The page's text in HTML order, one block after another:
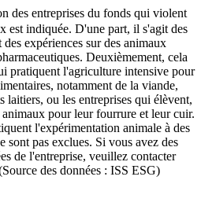
des entreprises du fonds qui violent
est indiquée. D'une part, il s'agit des
expériences sur des animaux
Deuxièmement, cela
pratiquent l'agriculture intensive pour
notamment de la viande,
laitiers, ou les entreprises qui élèvent,
animaux pour leur fourrure et leur cuir.
l'expérimentation animale à des
sont pas exclues. Si vous avez des
de l'entreprise, veuillez contacter
des données : ISS ESG)